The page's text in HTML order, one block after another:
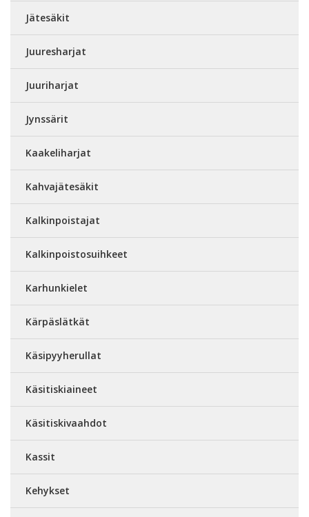
Jätesäkit
Juuresharjat
Juuriharjat
Jynssärit
Kaakeliharjat
Kahvajätesäkit
Kalkinpoistajat
Kalkinpoistosuihkeet
Karhunkielet
Kärpäslätkät
Käsipyyherullat
Käsitiskiaineet
Käsitiskivaahdot
Kassit
Kehykset